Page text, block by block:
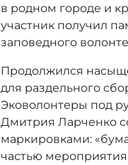
в родном городе и
участник получил
заповедного
Продолжился
для раздельного
Эковолонтеры под
Дмитрия Ларченко
маркировками:
частью